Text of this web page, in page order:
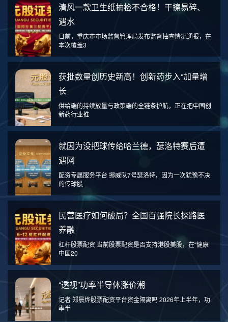
清风一款卫生纸抽检不合格！干擦易碎、
遇水
日前，重庆市市场监督管理局发布监督抽查情况通报，在
本次覆盖3
获批数量创历史新高！创新药步入“加量增
长
供给端的持续放量与政策端的全链条护航，正在把中国创
新药行业推
就因为没把球传给哈兰德，瑟洛特赛后遭
遇网
配资专属服务平台 挪威队7号瑟洛特，因为一次犹豫不决
的传球股
民营医疗如何破局？全国百强院长探路医
养融
杠杆股票配资 当前股票配资是否支持港股美股，在“健康
中国20
“透视”功率半导体涨价潮
记者 郑晨烨股票配资平台资金隔离吗 2026年上半年，功
率半